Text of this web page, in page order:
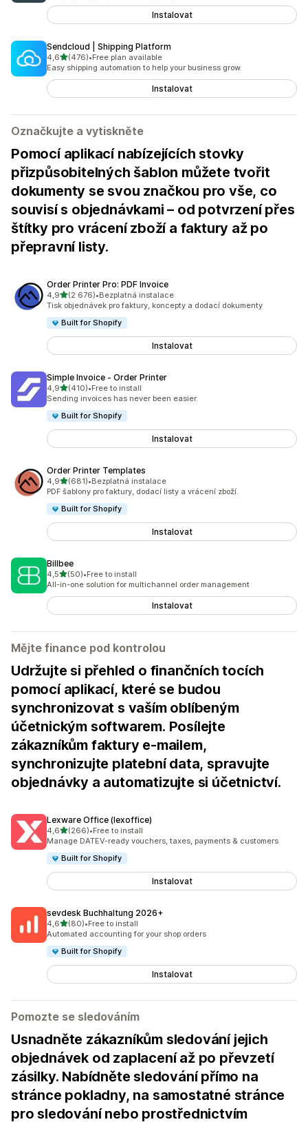
Instalovat
Sendcloud | Shipping Platform
4,6z 5 hvězd
(476)
Celkový počet recenzí: 476
•Free plan available
Easy shipping automation to help your business grow.
Instalovat
Označkujte a vytiskněte
Pomocí aplikací nabízejících stovky
přizpůsobitelných šablon můžete tvořit
dokumenty se svou značkou pro vše, co
souvisí s objednávkami – od potvrzení přes
štítky pro vrácení zboží a faktury až po
přepravní listy.
Order Printer Pro: PDF Invoice
4,9z 5 hvězd
(2 676)
Celkový počet recenzí: 2676
•Bezplatná instalace
Tisk objednávek pro faktury, koncepty a dodací dokumenty
Built for Shopify
Instalovat
Simple Invoice ‑ Order Printer
4,9z 5 hvězd
(410)
Celkový počet recenzí: 410
•Free to install
Sending invoices has never been easier.
Built for Shopify
Instalovat
Order Printer Templates
4,9z 5 hvězd
(681)
Celkový počet recenzí: 681
•Bezplatná instalace
PDF šablony pro faktury, dodací listy a vrácení zboží.
Built for Shopify
Instalovat
Billbee
4,5z 5 hvězd
(50)
Celkový počet recenzí: 50
•Free to install
All-in-one solution for multichannel order management
Instalovat
Mějte finance pod kontrolou
Udržujte si přehled o finančních tocích
pomocí aplikací, které se budou
synchronizovat s vaším oblíbeným
účetnickým softwarem. Posílejte
zákazníkům faktury e-mailem,
synchronizujte platební data, spravujte
objednávky a automatizujte si účetnictví.
Lexware Office (lexoffice)
4,6z 5 hvězd
(266)
Celkový počet recenzí: 266
•Free to install
Manage DATEV-ready vouchers, taxes, payments & customers
Built for Shopify
Instalovat
sevdesk Buchhaltung 2026+
4,6z 5 hvězd
(80)
Celkový počet recenzí: 80
•Free to install
Automated accounting for your shop orders
Built for Shopify
Instalovat
Pomozte se sledováním
Usnadněte zákazníkům sledování jejich
objednávek od zaplacení až po převzetí
zásilky. Nabídněte sledování přímo na
stránce pokladny, na samostatné stránce
pro sledování nebo prostřednictvím